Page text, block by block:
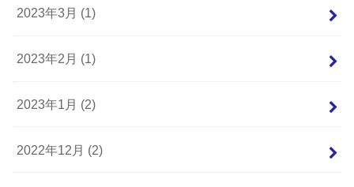
2023年3月 (1)
2023年2月 (1)
2023年1月 (2)
2022年12月 (2)